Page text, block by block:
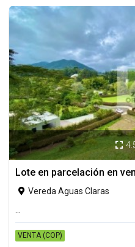

Lote en parcelación en
 Vereda Aguas Claras
VENTA (COP)